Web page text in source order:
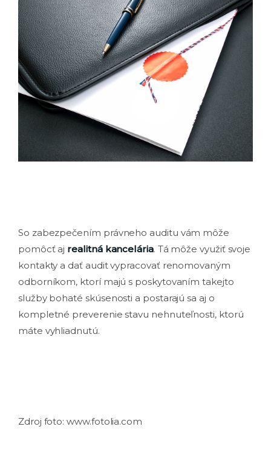
So zabezpečením právneho auditu vám môže
pomôcť aj realitná kancelária. Tá môže využiť svoje
kontakty a dať audit vypracovať renomovaným
odborníkom, ktorí majú s poskytovaním takejto
služby bohaté skúsenosti a postarajú sa aj o
kompletné preverenie stavu nehnuteľnosti, ktorú
máte vyhliadnutú.
Zdroj foto: www.fotolia.com